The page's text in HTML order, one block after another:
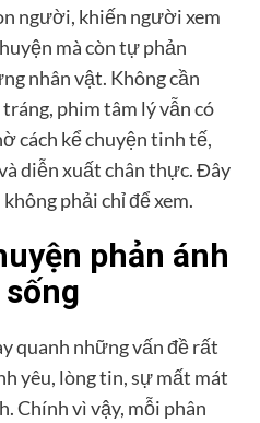
người, khiến người xem
mà còn tự phản
nhân vật. Không cần
phim tâm lý vẫn có
cách kể chuyện tinh tế,
diễn xuất chân thực. Đây
phải chỉ để xem.
phản ánh
quanh những vấn đề rất
yêu, lòng tin, sự mất mát
Chính vì vậy, mỗi phân